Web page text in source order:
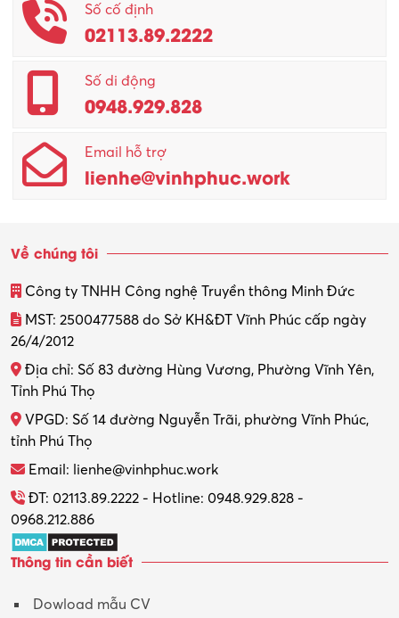
Số cố định
02113.89.2222
Số di động
0948.929.828
Email hỗ trợ
lienhe@vinhphuc.work
Về chúng tôi
Công ty TNHH Công nghệ Truyền thông Minh Đức
MST: 2500477588 do Sở KH&ĐT Vĩnh Phúc cấp ngày
26/4/2012
Địa chỉ: Số 83 đường Hùng Vương, Phường Vĩnh Yên,
Tỉnh Phú Thọ
VPGD: Số 14 đường Nguyễn Trãi, phường Vĩnh Phúc,
tỉnh Phú Thọ
Email: lienhe@vinhphuc.work
ĐT: 02113.89.2222 - Hotline: 0948.929.828 -
0968.212.886
Thông tin cần biết
Dowload mẫu CV